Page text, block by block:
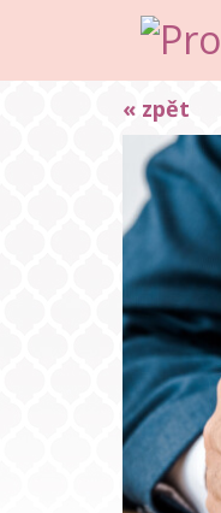
« zpět